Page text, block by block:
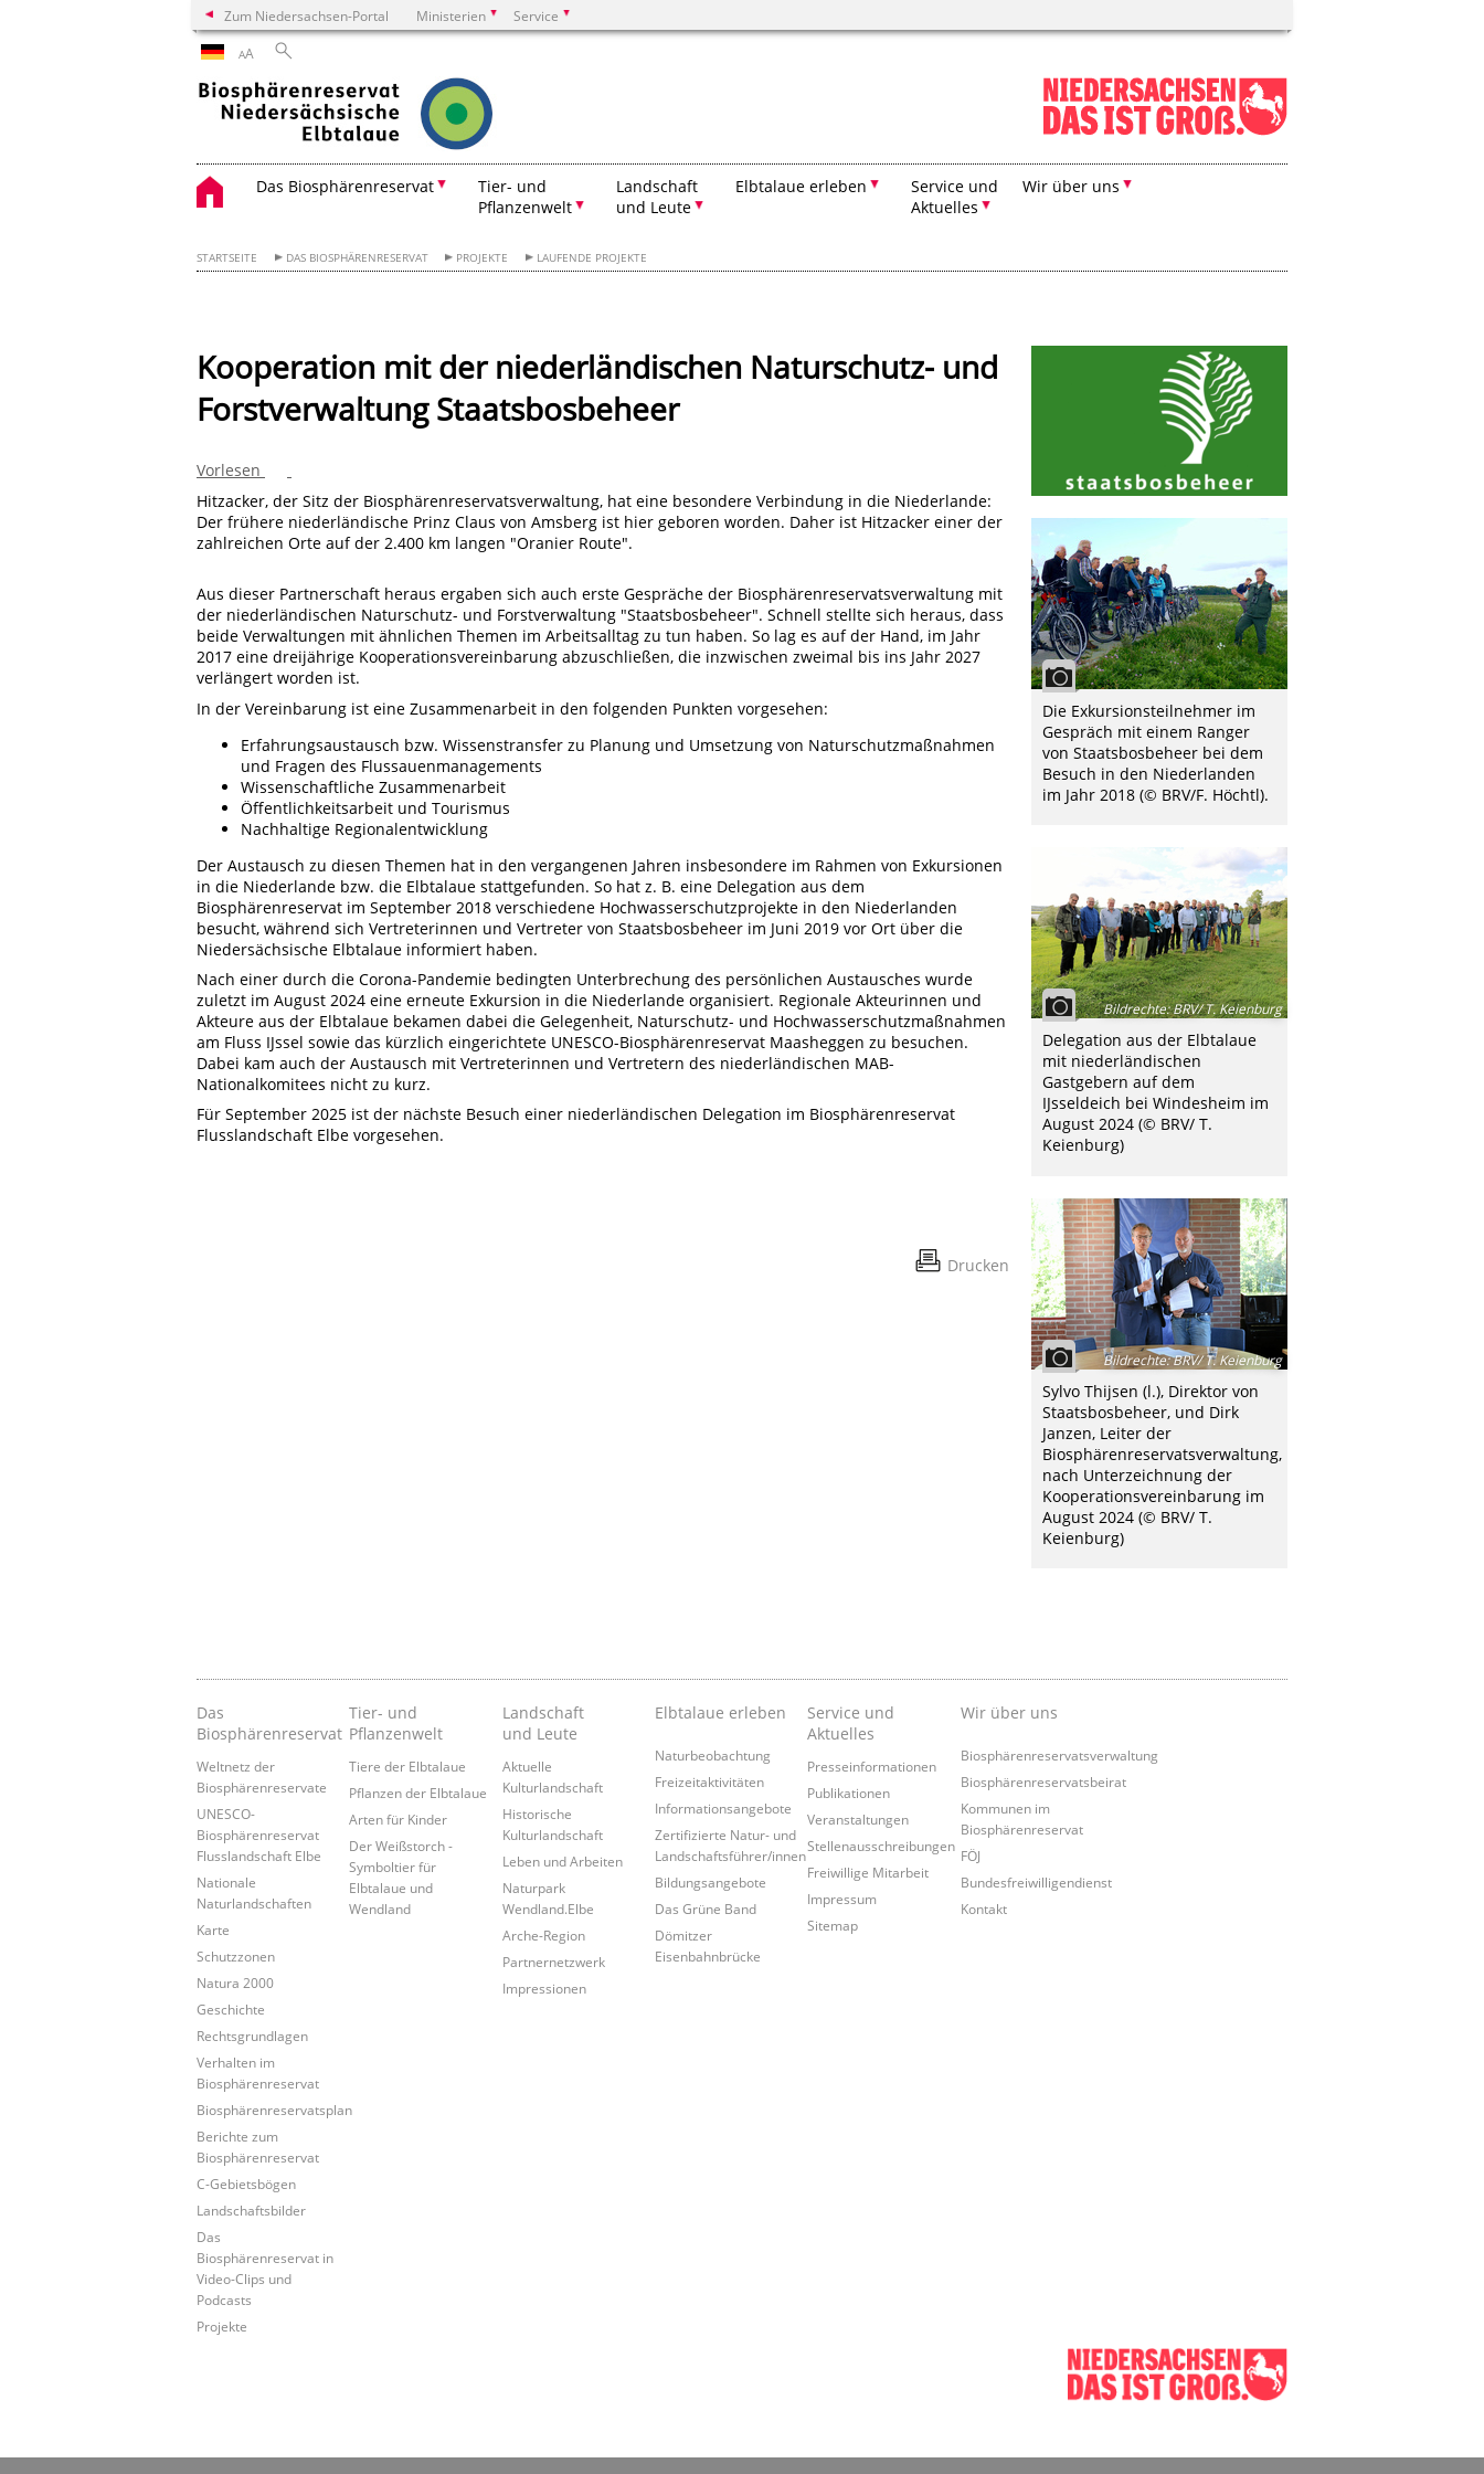
Zum Niedersachsen-Portal Ministerien Service
AA
Das Biosphärenreservat
Tier- und
Pflanzenwelt
Landschaft
und Leute
Elbtalaue erleben
Service und
Aktuelles
Wir über uns
STARTSEITE DAS BIOSPHÄRENRESERVAT PROJEKTE LAUFENDE PROJEKTE
Kooperation mit der niederländischen Naturschutz- und
Forstverwaltung Staatsbosbeheer
Vorlesen
Hitzacker, der Sitz der Biosphärenreservatsverwaltung, hat eine besondere Verbindung in die Niederlande:
Der frühere niederländische Prinz Claus von Amsberg ist hier geboren worden. Daher ist Hitzacker einer der
zahlreichen Orte auf der 2.400 km langen "Oranier Route".
Aus dieser Partnerschaft heraus ergaben sich auch erste Gespräche der Biosphärenreservatsverwaltung mit
der niederländischen Naturschutz- und Forstverwaltung "Staatsbosbeheer". Schnell stellte sich heraus, dass
beide Verwaltungen mit ähnlichen Themen im Arbeitsalltag zu tun haben. So lag es auf der Hand, im Jahr
2017 eine dreijährige Kooperationsvereinbarung abzuschließen, die inzwischen zweimal bis ins Jahr 2027
verlängert worden ist.
In der Vereinbarung ist eine Zusammenarbeit in den folgenden Punkten vorgesehen:
Erfahrungsaustausch bzw. Wissenstransfer zu Planung und Umsetzung von Naturschutzmaßnahmen
und Fragen des Flussauenmanagements
Wissenschaftliche Zusammenarbeit
Öffentlichkeitsarbeit und Tourismus
Nachhaltige Regionalentwicklung
Der Austausch zu diesen Themen hat in den vergangenen Jahren insbesondere im Rahmen von Exkursionen
in die Niederlande bzw. die Elbtalaue stattgefunden. So hat z. B. eine Delegation aus dem
Biosphärenreservat im September 2018 verschiedene Hochwasserschutzprojekte in den Niederlanden
besucht, während sich Vertreterinnen und Vertreter von Staatsbosbeheer im Juni 2019 vor Ort über die
Niedersächsische Elbtalaue informiert haben.
Nach einer durch die Corona-Pandemie bedingten Unterbrechung des persönlichen Austausches wurde
zuletzt im August 2024 eine erneute Exkursion in die Niederlande organisiert. Regionale Akteurinnen und
Akteure aus der Elbtalaue bekamen dabei die Gelegenheit, Naturschutz- und Hochwasserschutzmaßnahmen
am Fluss IJssel sowie das kürzlich eingerichtete UNESCO-Biosphärenreservat Maasheggen zu besuchen.
Dabei kam auch der Austausch mit Vertreterinnen und Vertretern des niederländischen MAB-
Nationalkomitees nicht zu kurz.
Für September 2025 ist der nächste Besuch einer niederländischen Delegation im Biosphärenreservat
Flusslandschaft Elbe vorgesehen.
Drucken
Die Exkursionsteilnehmer im
Gespräch mit einem Ranger
von Staatsbosbeheer bei dem
Besuch in den Niederlanden
im Jahr 2018 (© BRV/F. Höchtl).
Bildrechte:BRV/ T. Keienburg
Delegation aus der Elbtalaue
mit niederländischen
Gastgebern auf dem
IJsseldeich bei Windesheim im
August 2024 (© BRV/ T.
Keienburg)
Bildrechte:BRV/ T. Keienburg
Sylvo Thijsen (l.), Direktor von
Staatsbosbeheer, und Dirk
Janzen, Leiter der
Biosphärenreservatsverwaltung,
nach Unterzeichnung der
Kooperationsvereinbarung im
August 2024 (© BRV/ T.
Keienburg)
Das
Biosphärenreservat
Weltnetz der
Biosphärenreservate
UNESCO-
Biosphärenreservat
Flusslandschaft Elbe
Nationale
Naturlandschaften
Karte
Schutzzonen
Natura 2000
Geschichte
Rechtsgrundlagen
Verhalten im
Biosphärenreservat
Biosphärenreservatsplan
Berichte zum
Biosphärenreservat
C-Gebietsbögen
Landschaftsbilder
Das
Biosphärenreservat in
Video-Clips und
Podcasts
Projekte
Tier- und
Pflanzenwelt
Tiere der Elbtalaue
Pflanzen der Elbtalaue
Arten für Kinder
Der Weißstorch -
Symboltier für
Elbtalaue und
Wendland
Landschaft
und Leute
Aktuelle
Kulturlandschaft
Historische
Kulturlandschaft
Leben und Arbeiten
Naturpark
Wendland.Elbe
Arche-Region
Partnernetzwerk
Impressionen
Elbtalaue erleben
Naturbeobachtung
Freizeitaktivitäten
Informationsangebote
Zertifizierte Natur- und
Landschaftsführer/innen
Bildungsangebote
Das Grüne Band
Dömitzer
Eisenbahnbrücke
Service und
Aktuelles
Presseinformationen
Publikationen
Veranstaltungen
Stellenausschreibungen
Freiwillige Mitarbeit
Impressum
Sitemap
Wir über uns
Biosphärenreservatsverwaltung
Biosphärenreservatsbeirat
Kommunen im
Biosphärenreservat
FÖJ
Bundesfreiwilligendienst
Kontakt